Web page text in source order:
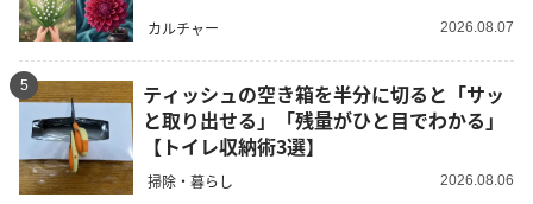
カルチャー 2026.08.07
5
ティッシュの空き箱を半分に切ると「サッ
と取り出せる」「残量がひと目でわかる」
【トイレ収納術3選】
掃除・暮らし 2026.08.06